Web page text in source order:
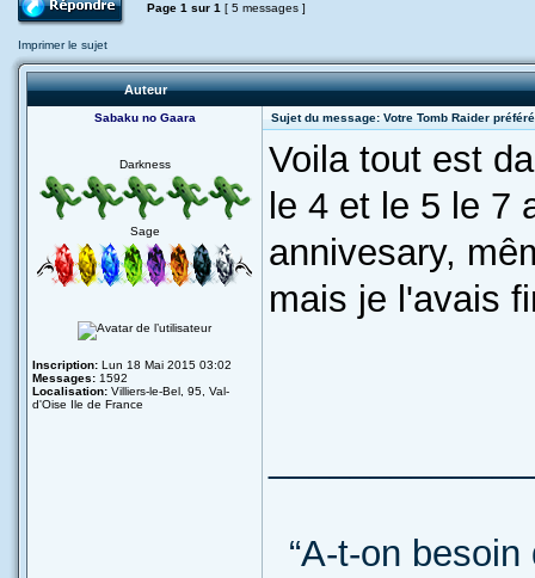
Page 1 sur 1 [ 5 messages ]
Imprimer le sujet
Auteur
Sabaku no Gaara Sujet du message: Votre Tomb Raider
Darkness
Sage
Inscription: Lun 18 Mai 2015 03:02
Messages: 1592
Localisation: Villiers-le-Bel, 95, Val-
d'Oise Ile de France
Voila tout est
le 4 et le 5 le 7
annivesary,
mais je l'avais
“A-t-on